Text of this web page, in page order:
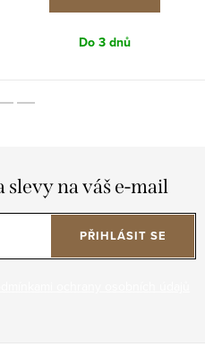
Do 3 dnů
na váš e-mail
PŘIHLÁSIT SE